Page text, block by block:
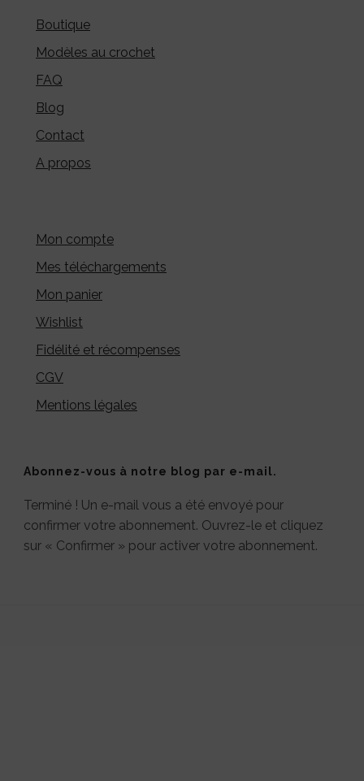
Boutique
Modèles au crochet
FAQ
Blog
Contact
A propos
Mon compte
Mes téléchargements
Mon panier
Wishlist
Fidélité et récompenses
CGV
Mentions légales
Abonnez-vous à notre blog par e-mail.
Terminé ! Un e-mail vous a été envoyé pour
confirmer votre abonnement. Ouvrez-le et cliquez
sur « Confirmer » pour activer votre abonnement.